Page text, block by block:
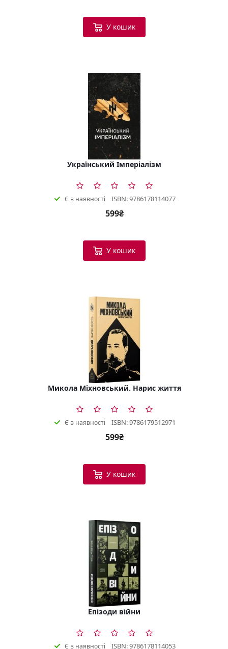
У кошик
Український Імперіалізм
Є в наявності ISBN: 9786178114077
599₴
У кошик
Микола Міхновський. Нарис життя
Є в наявності ISBN: 9786179512971
599₴
У кошик
Епізоди війни
Є в наявності ISBN: 9786178114053